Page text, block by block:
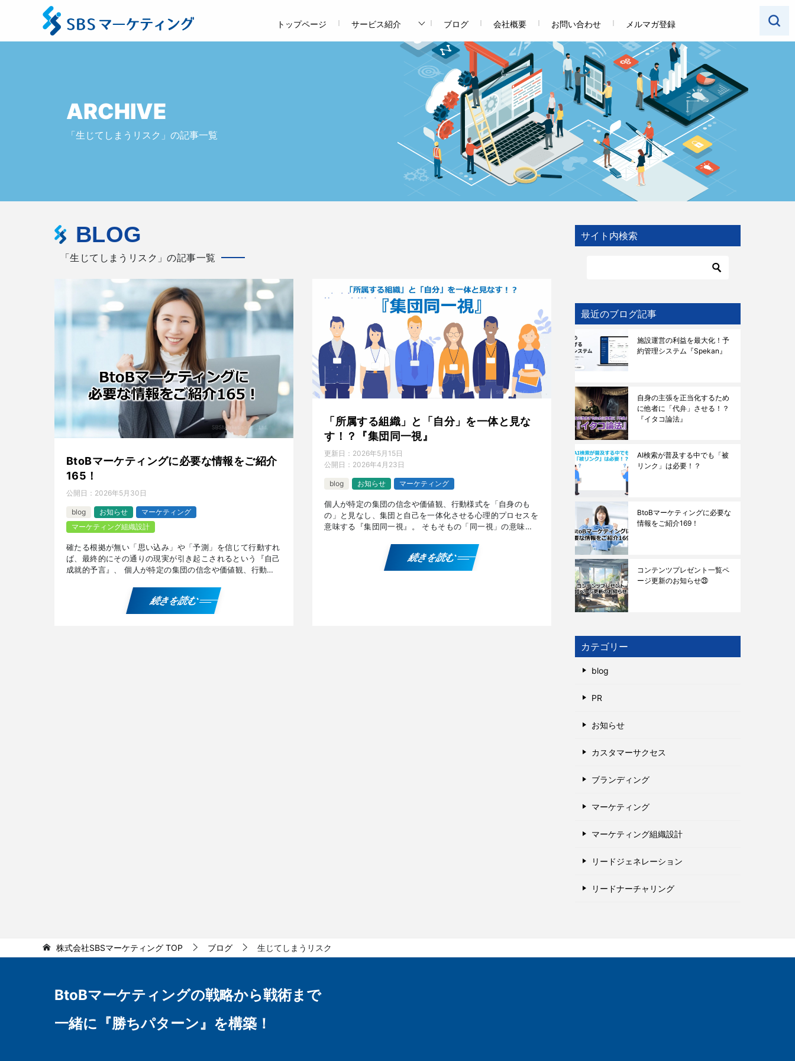
トップページ サービス紹介 ブログ 会社概要 お問い合わせ メルマガ登録
ARCHIVE
「生じてしまうリスク」の記事一覧
BLOG
「生じてしまうリスク」の記事一覧
BtoBマーケティングに必要な情報をご紹介
165！
公開日： 2026年5月30日
blog お知らせ
マーケティング
マーケティング組織設計
確たる根拠が無い「思い込み」や「予測」を信じて行動すれ
ば、最終的にその通りの現実が引き起こされるという『自己
成就的予言』、 個人が特定の集団の信念や価値観、行動様
続きを読む
「所属する組織」と「自分」を一体と見な
す！？『集団同一視』
更新日： 2026年5月15日
公開日： 2026年4月23日
blog お知らせ マーケティング
個人が特定の集団の信念や価値観、行動様式を「自身のも
の」と見なし、集団と自己を一体化させる心理的プロセスを
意味する『集団同一視』。 そもそもの「同一視」の意味と
続きを読む
サイト内検索
最近のブログ記事
施設運営の利益を最大化！予
約管理システム『Spekan』
自身の主張を正当化するため
に他者に「代弁」させる！？
『イタコ論法』
AI検索が普及する中でも「被
リンク」は必要！？
BtoBマーケティングに必要な
情報をご紹介169！
コンテンツプレゼント一覧ペ
ージ更新のお知らせ㉓
カテゴリー
blog
PR
お知らせ
カスタマーサクセス
ブランディング
マーケティング
マーケティング組織設計
リードジェネレーション
リードナーチャリング
株式会社SBSマーケティング TOP ブログ 生じてしまうリスク
BtoBマーケティングの戦略から戦術まで
一緒に『勝ちパターン』を構築！